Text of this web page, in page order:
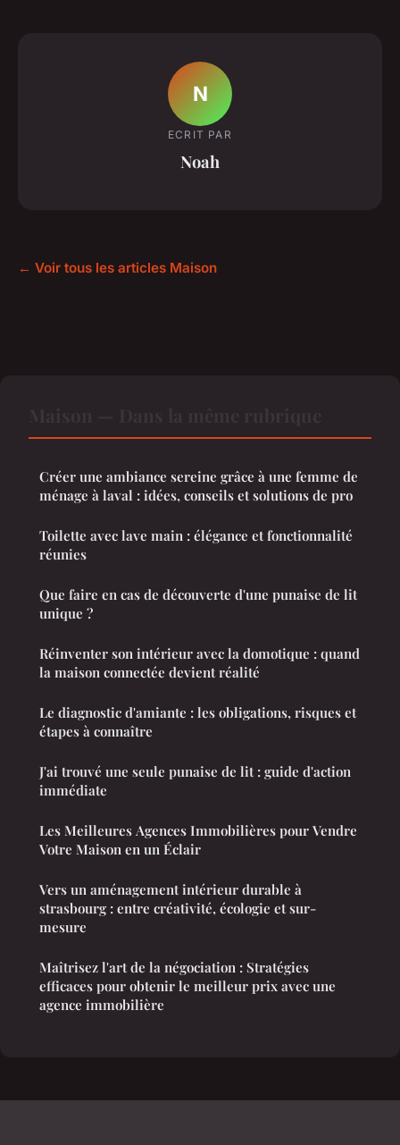
N
ECRIT PAR
Noah
← Voir tous les articles Maison
Créer une ambiance sereine grâce à une femme de
ménage à laval : idées, conseils et solutions de pro
Toilette avec lave main : élégance et fonctionnalité
réunies
Que faire en cas de découverte d'une punaise de lit
unique ?
Réinventer son intérieur avec la domotique : quand
la maison connectée devient réalité
Le diagnostic d'amiante : les obligations, risques et
étapes à connaître
J'ai trouvé une seule punaise de lit : guide d'action
immédiate
Les Meilleures Agences Immobilières pour Vendre
Votre Maison en un Éclair
Vers un aménagement intérieur durable à
strasbourg : entre créativité, écologie et sur-
mesure
Maîtrisez l'art de la négociation : Stratégies
efficaces pour obtenir le meilleur prix avec une
agence immobilière